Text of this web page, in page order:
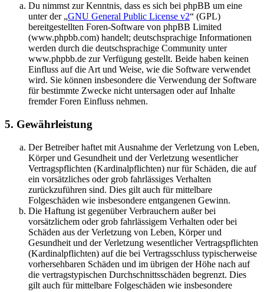
Du nimmst zur Kenntnis, dass es sich bei phpBB um eine
unter der „GNU General Public License v2“ (GPL)
bereitgestellten Foren-Software von phpBB Limited
(www.phpbb.com) handelt; deutschsprachige Informationen
werden durch die deutschsprachige Community unter
www.phpbb.de zur Verfügung gestellt. Beide haben keinen
Einfluss auf die Art und Weise, wie die Software verwendet
wird. Sie können insbesondere die Verwendung der Software
für bestimmte Zwecke nicht untersagen oder auf Inhalte
fremder Foren Einfluss nehmen.
5. Gewährleistung
Der Betreiber haftet mit Ausnahme der Verletzung von Leben,
Körper und Gesundheit und der Verletzung wesentlicher
Vertragspflichten (Kardinalpflichten) nur für Schäden, die auf
ein vorsätzliches oder grob fahrlässiges Verhalten
zurückzuführen sind. Dies gilt auch für mittelbare
Folgeschäden wie insbesondere entgangenen Gewinn.
Die Haftung ist gegenüber Verbrauchern außer bei
vorsätzlichem oder grob fahrlässigem Verhalten oder bei
Schäden aus der Verletzung von Leben, Körper und
Gesundheit und der Verletzung wesentlicher Vertragspflichten
(Kardinalpflichten) auf die bei Vertragsschluss typischerweise
vorhersehbaren Schäden und im übrigen der Höhe nach auf
die vertragstypischen Durchschnittsschäden begrenzt. Dies
gilt auch für mittelbare Folgeschäden wie insbesondere